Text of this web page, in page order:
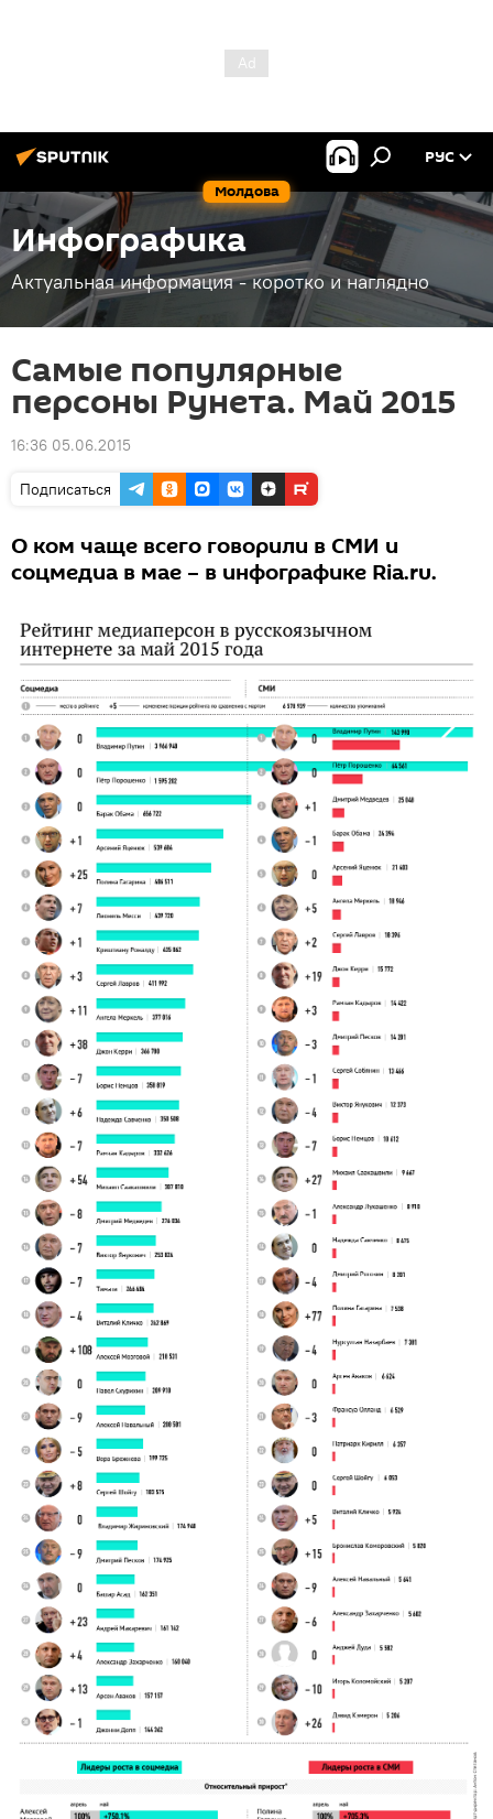
Молдова
РУС
Инфографика
Актуальная информация - коротко и наглядно
Самые популярные
персоны Рунета. Май 2015
16:36 05.06.2015
Подписаться
О ком чаще всего говорили в СМИ и
соцмедиа в мае – в инфографике Ria.ru.